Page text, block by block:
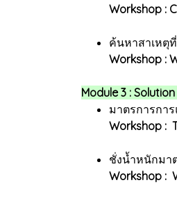
Workshop :
ค้นหาสาเหตุ
Workshop :
Module 3 :
มาตรการกา
Workshop :
ชั่งน้ำหนักมา
Workshop :